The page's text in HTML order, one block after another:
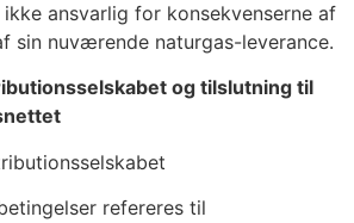
ikke ansvarlig for konsekvenserne af
sin nuværende naturgas-leverance.
og tilslutning til
refereres til